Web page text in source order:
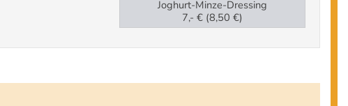
Joghurt-Minze-Dressing
7,- € (8,50 €)